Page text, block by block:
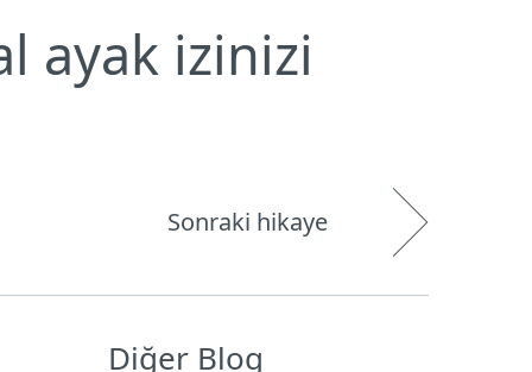
ayak izinizi
Sonraki hikaye
Diğer Blog